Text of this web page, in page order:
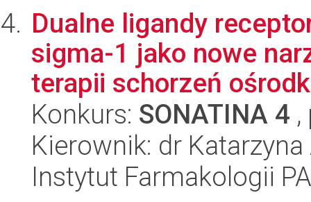
Dualne ligandy
sigma-1 jako nowe
terapii schorzeń
Konkurs: SONATINA 4
Kierownik: dr
Instytut Farmakologii